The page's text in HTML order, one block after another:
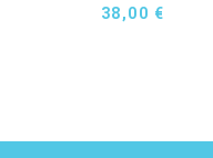
38,00 €